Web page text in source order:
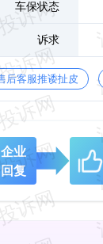
车保状态
诉求
后客服推诿扯皮
企业
回复